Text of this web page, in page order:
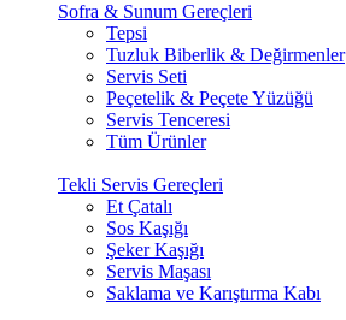
Sofra & Sunum Gereçleri
Tepsi
Tuzluk Biberlik & Değirmenler
Servis Seti
Peçetelik & Peçete Yüzüğü
Servis Tenceresi
Tüm Ürünler
Tekli Servis Gereçleri
Et Çatalı
Sos Kaşığı
Şeker Kaşığı
Servis Maşası
Saklama ve Karıştırma Kabı